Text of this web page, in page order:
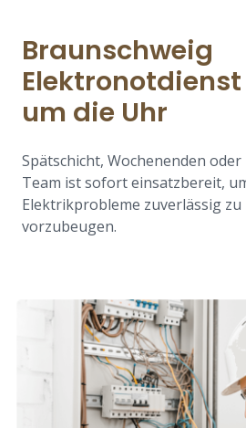
Braunschweig
Elektronotdienst
um die Uhr
Spätschicht, Wochenenden
Team ist sofort einsatzbereit,
Elektrikprobleme zuverlässig
vorzubeugen.